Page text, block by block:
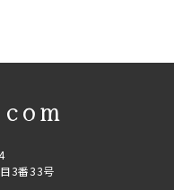
3番33号